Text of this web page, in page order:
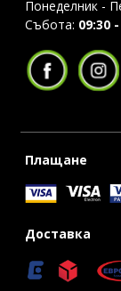
Понеделник -
Събота: 09:30
Плащане
Доставка